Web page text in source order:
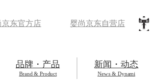
婴尚京东自营店
京东官方店
品牌・产品
Brand & Product
新闻・动态
News & Dynami